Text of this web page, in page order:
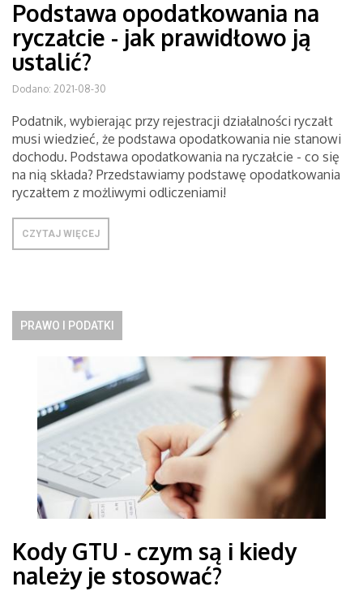
Podstawa opodatkowania na
ryczałcie - jak prawidłowo ją
ustalić?
Dodano: 2021-08-30
Podatnik, wybierając przy rejestracji działalności ryczałt
musi wiedzieć, że podstawa opodatkowania nie stanowi
dochodu. Podstawa opodatkowania na ryczałcie - co się
na nią składa? Przedstawiamy podstawę opodatkowania
ryczałtem z możliwymi odliczeniami!
CZYTAJ WIĘCEJ
PRAWO I PODATKI
Kody GTU - czym są i kiedy
należy je stosować?